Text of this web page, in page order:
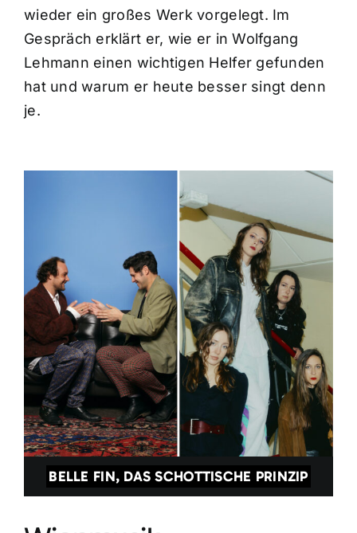
wieder ein großes Werk vorgelegt. Im
Gespräch erklärt er, wie er in Wolfgang
Lehmann einen wichtigen Helfer gefunden
hat und warum er heute besser singt denn
je.
BELLE FIN, DAS SCHOTTISCHE PRINZIP